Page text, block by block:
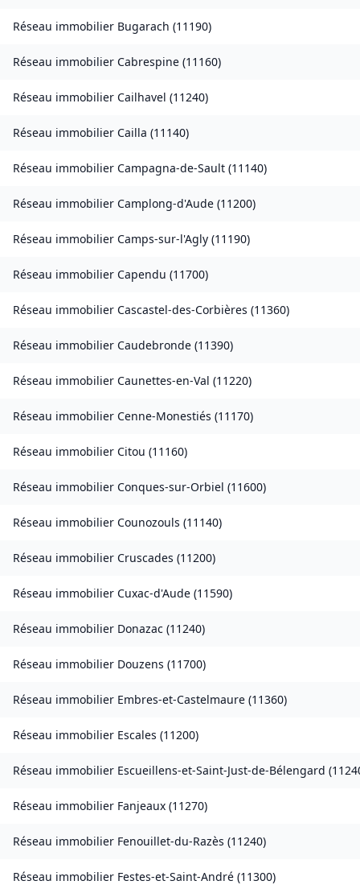
Réseau immobilier Bugarach (11190)
Réseau immobilier Cabrespine (11160)
Réseau immobilier Cailhavel (11240)
Réseau immobilier Cailla (11140)
Réseau immobilier Campagna-de-Sault (11140)
Réseau immobilier Camplong-d'Aude (11200)
Réseau immobilier Camps-sur-l'Agly (11190)
Réseau immobilier Capendu (11700)
Réseau immobilier Cascastel-des-Corbières (11360)
Réseau immobilier Caudebronde (11390)
Réseau immobilier Caunettes-en-Val (11220)
Réseau immobilier Cenne-Monestiés (11170)
Réseau immobilier Citou (11160)
Réseau immobilier Conques-sur-Orbiel (11600)
Réseau immobilier Counozouls (11140)
Réseau immobilier Cruscades (11200)
Réseau immobilier Cuxac-d'Aude (11590)
Réseau immobilier Donazac (11240)
Réseau immobilier Douzens (11700)
Réseau immobilier Embres-et-Castelmaure (11360)
Réseau immobilier Escales (11200)
Réseau immobilier Escueillens-et-Saint-Just-de-Bélengard (
Réseau immobilier Fanjeaux (11270)
Réseau immobilier Fenouillet-du-Razès (11240)
Réseau immobilier Festes-et-Saint-André (11300)